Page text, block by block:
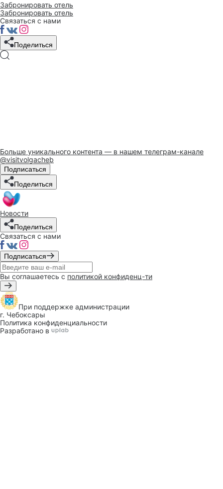
Забронировать отель
Забронировать отель
Связаться с нами
Поделиться
Больше уникального контента — в нашем телеграм-канале
@visitvolgacheb
Подписаться
Поделиться
Новости
Поделиться
Связаться с нами
Подписаться
Вы соглашаетесь с политикой конфиденц-ти
При поддержке администрации
г. Чебоксары
Политика конфиденциальности
Разработано в